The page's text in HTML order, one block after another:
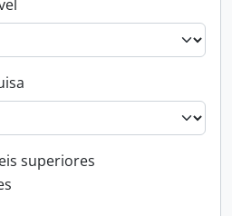
de nível superior
superiores